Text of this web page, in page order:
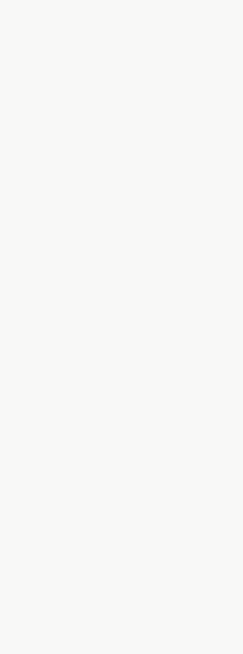
Comment